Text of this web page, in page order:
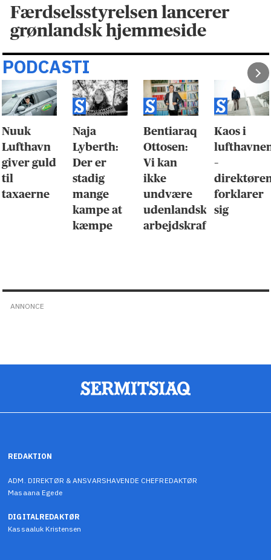
Færdselsstyrelsen lancerer
grønlandsk hjemmeside
PODCASTI
Nuuk
Lufthavn
giver guld
til
taxaerne
Naja
Lyberth:
Der er
stadig
mange
kampe at
kæmpe
Bentiaraq
Ottosen:
Vi kan
ikke
undvære
udenlandsk
arbejdskraft
Kaos i
–
forklarer
sig
ANNONCE
REDAKTION
ADM. DIREKTØR & ANSVARSHAVENDE CHEFREDAKTØR
Masaana Egede
DIGITALREDAKTØR
Kassaaluk Kristensen